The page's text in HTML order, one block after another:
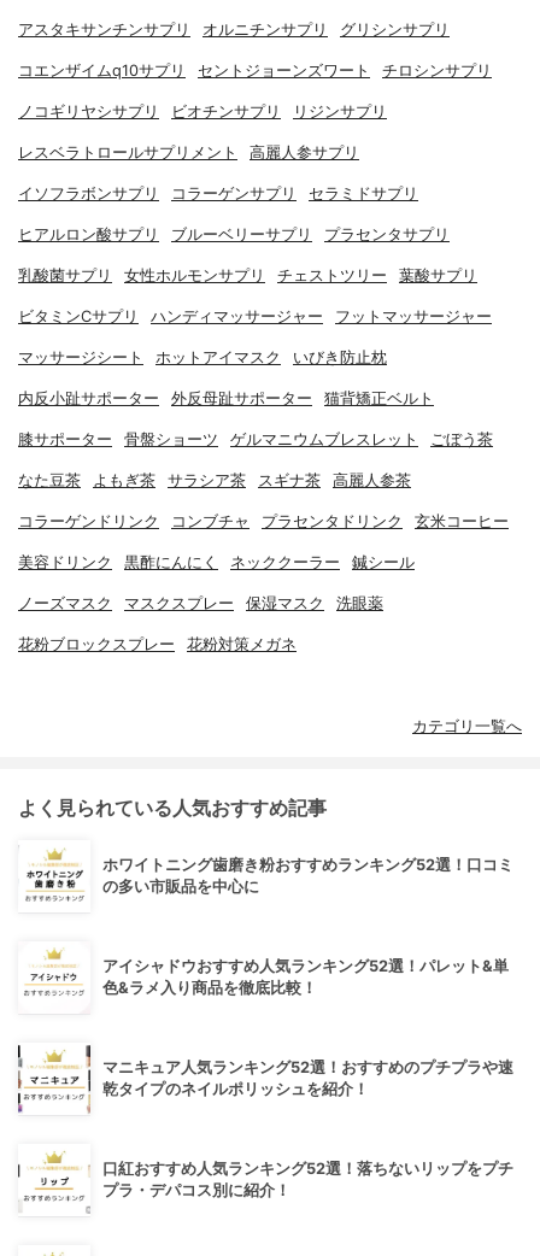
アスタキサンチンサプリ オルニチンサプリ グリシンサプリ
コエンザイムq10サプリ セントジョーンズワート チロシンサプリ
ノコギリヤシサプリ ビオチンサプリ リジンサプリ
レスベラトロールサプリメント 高麗人参サプリ
イソフラボンサプリ コラーゲンサプリ セラミドサプリ
ヒアルロン酸サプリ ブルーベリーサプリ プラセンタサプリ
乳酸菌サプリ 女性ホルモンサプリ チェストツリー 葉酸サプリ
ビタミンCサプリ ハンディマッサージャー フットマッサージャー
マッサージシート ホットアイマスク いびき防止枕
内反小趾サポーター 外反母趾サポーター 猫背矯正ベルト
膝サポーター 骨盤ショーツ ゲルマニウムブレスレット ごぼう茶
なた豆茶 よもぎ茶 サラシア茶 スギナ茶 高麗人参茶
コラーゲンドリンク コンブチャ プラセンタドリンク 玄米コーヒー
美容ドリンク 黒酢にんにく ネッククーラー 鍼シール
ノーズマスク マスクスプレー 保湿マスク 洗眼薬
花粉ブロックスプレー 花粉対策メガネ
カテゴリ一覧へ
よく見られている人気おすすめ記事
ホワイトニング歯磨き粉おすすめランキング52選！口コミ
の多い市販品を中心に
アイシャドウおすすめ人気ランキング52選！パレット&単
色&ラメ入り商品を徹底比較！
マニキュア人気ランキング52選！おすすめのプチプラや速
乾タイプのネイルポリッシュを紹介！
口紅おすすめ人気ランキング52選！落ちないリップをプチ
プラ・デパコス別に紹介！